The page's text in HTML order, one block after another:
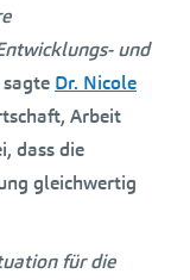
und
sagte Dr. Nicole
Arbeit
dass die
gleichwertig
für die